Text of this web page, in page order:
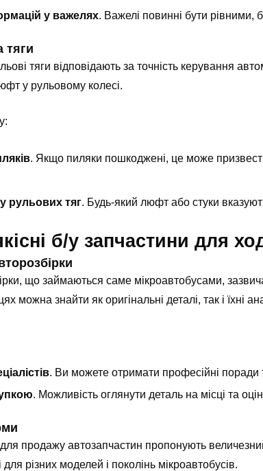
у важелях. Важелі повинні бути рівними,
тяги
тяги відповідають за точність керування
у рульовому колесі.
. Якщо пиляки пошкоджені, це може
рульових тяг. Будь-який люфт або стуки
б/у запчастини для
що займаються саме мікроавтобусами,
можна знайти як оригінальні деталі, так і їхні
. Ви можете отримати професійні поради
. Можливість оглянути деталь на місці та
продажу автозапчастин пропонують величезний
різних моделей і поколінь мікроавтобусів.